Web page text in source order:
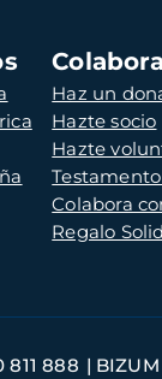
Colabora
Haz un
Hazte socio
Hazte
Colabora
Regalo
811 888